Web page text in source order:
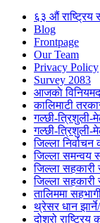
६३ औं राष्ट्रिय
Blog
Frontpage
Our Team
Privacy Policy
Survey 2083
आजकाे
कालिमाटी
गल्छी-
गल्छी-
जिल्ला
जिल्ला समन्वय
जिल्ला
जिल्ला
तालिममा
थ्रेसर धान
दोश्रो